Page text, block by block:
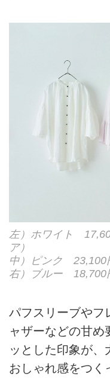
左）ホワイト
ア）
中）ピンク 23,100
右）ブルー 18,700
パフスリーブやフ
ャザーなどの甘め
ッとした印象が、
おしゃれ感をつく